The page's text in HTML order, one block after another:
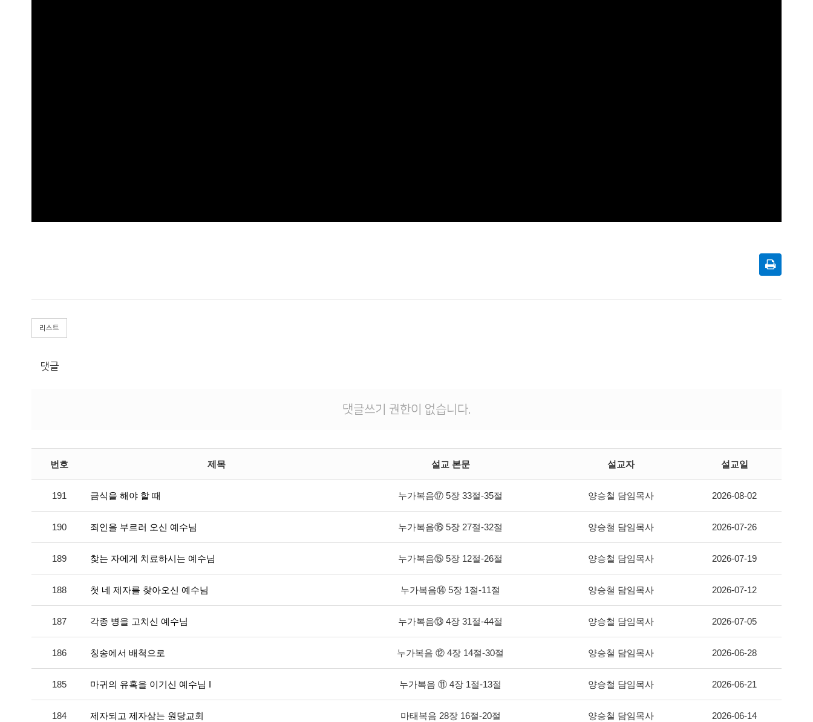
리스트
댓글
댓글쓰기 권한이 없습니다.
번호 제목 설교 본문 설교자 설교일
191 금식을 해야 할 때 누가복음⑰ 5장 33절-35절 양승철 담임목사 2026-08-02
190 죄인을 부르러 오신 예수님 누가복음⑯ 5장 27절-32절 양승철 담임목사 2026-07-26
189 찾는 자에게 치료하시는 예수님 누가복음⑮ 5장 12절-26절 양승철 담임목사 2026-07-19
188 첫 네 제자를 찾아오신 예수님 누가복음​⑭ 5장 1절-11절 양승철 담임목사 2026-07-12
187 각종 병을 고치신 예수님 누가복음⑬ 4장 31절-44절 양승철 담임목사 2026-07-05
186 칭송에서 배척으로 누가복음 ⑫ 4장 14절-30절 양승철 담임목사 2026-06-28
185 마귀의 유혹을 이기신 예수님 I 누가복음 ⑪ 4장 1절-13절 양승철 담임목사 2026-06-21
184 제자되고 제자삼는 원당교회 마태복음 28장 16절-20절 양승철 담임목사 2026-06-14